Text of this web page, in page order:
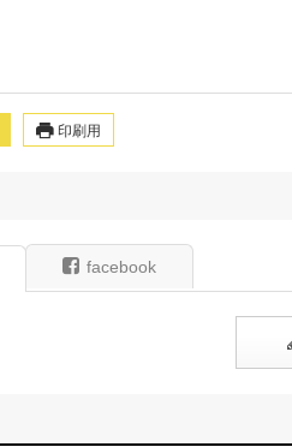
印刷用
facebook